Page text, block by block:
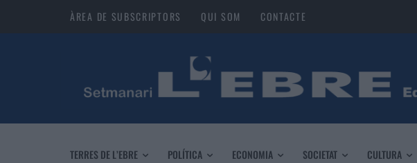
ÀREA DE SUBSCRIPTORS QUI SOM CONTACTE
TERRES DE L’EBRE POLÍTICA ECONOMIA SOCIETAT CULTURA